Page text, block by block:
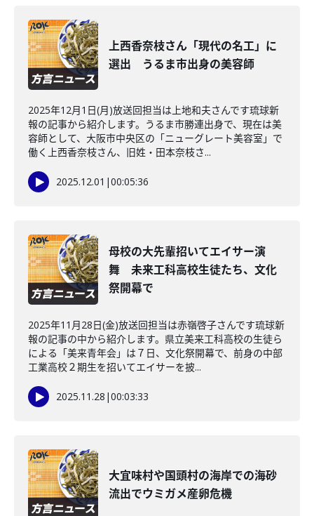
上西香奈枝さん「現代の名工」に
選出 うるま市出身の美容師
2025年12月1日(月)放送回担当は上地和夫さんです琉球新
報の記事から紹介します。うるま市勝連出身で、現在は美
容師として、大阪市中央区の「ニューグレート美容室」で
働く上西香奈枝さん、旧姓・田本奈枝さ...
2025.12.01 |00:05:36
母校の大先輩招いてエイサー演
舞 未来工科高校生徒たち、文化
祭開幕で
2025年11月28日(金)放送回担当は赤嶺啓子さんです琉球新
報の記事の中から紹介します。県立美来工科高校の生徒ら
による「美来青年会」は７日、文化祭開幕で、前身の中部
工業高校２期生を招いてエイサーを披...
2025.11.28 |00:03:33
大宜味村や国頭村の海岸での海砂
流出でウミガメ産卵危機